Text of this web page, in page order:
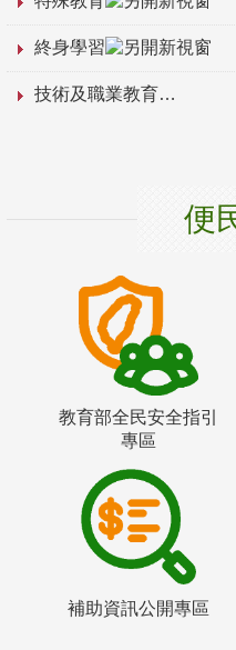
終身學習
技術及職業教育
便
教育部全民安全指引
專區
補助資訊公開專區